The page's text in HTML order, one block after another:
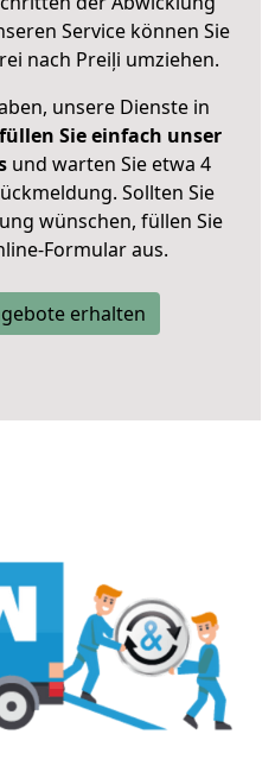
Service können Sie
nach Preiļi umziehen.
unsere Dienste in
füllen Sie einfach unser
und warten Sie etwa 4
Sollten Sie
wünschen, füllen Sie
Formular aus.
erhalten